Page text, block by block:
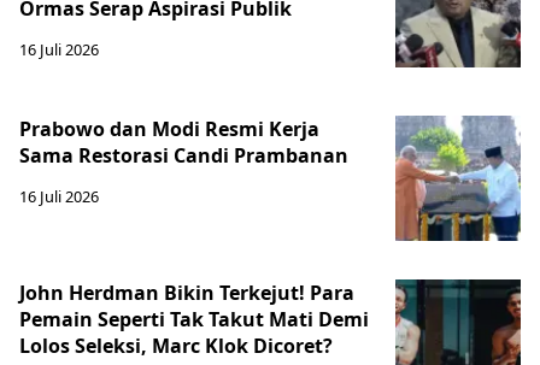
Ormas Serap Aspirasi Publik
16 Juli 2026
Prabowo dan Modi Resmi Kerja
Sama Restorasi Candi Prambanan
16 Juli 2026
John Herdman Bikin Terkejut! Para
Pemain Seperti Tak Takut Mati Demi
Lolos Seleksi, Marc Klok Dicoret?